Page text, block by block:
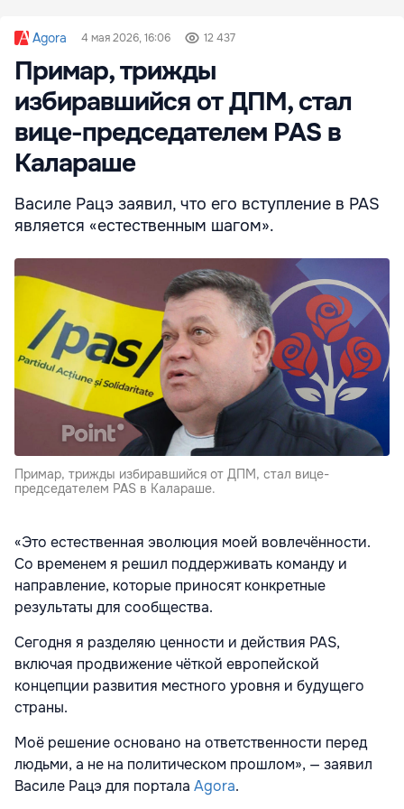
Agora 4 мая 2026, 16:06 12 437
Примар, трижды
избиравшийся от ДПМ, стал
вице-председателем PAS в
Калараше
Василе Рацэ заявил, что его вступление в PAS
является «естественным шагом».
Примар, трижды избиравшийся от ДПМ, стал вице-
председателем PAS в Калараше.
«Это естественная эволюция моей вовлечённости.
Со временем я решил поддерживать команду и
направление, которые приносят конкретные
результаты для сообщества.
Сегодня я разделяю ценности и действия PAS,
включая продвижение чёткой европейской
концепции развития местного уровня и будущего
страны.
Моё решение основано на ответственности перед
людьми, а не на политическом прошлом», — заявил
Василе Рацэ для портала Agora.